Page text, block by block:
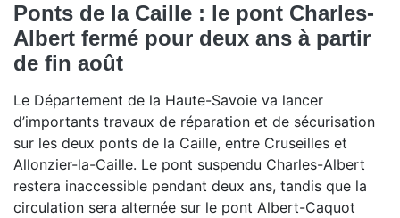
Ponts de la Caille : le pont Charles-
Albert fermé pour deux ans à partir
de fin août
Le Département de la Haute-Savoie va lancer
d’importants travaux de réparation et de sécurisation
sur les deux ponts de la Caille, entre Cruseilles et
Allonzier-la-Caille. Le pont suspendu Charles-Albert
restera inaccessible pendant deux ans, tandis que la
circulation sera alternée sur le pont Albert-Caquot